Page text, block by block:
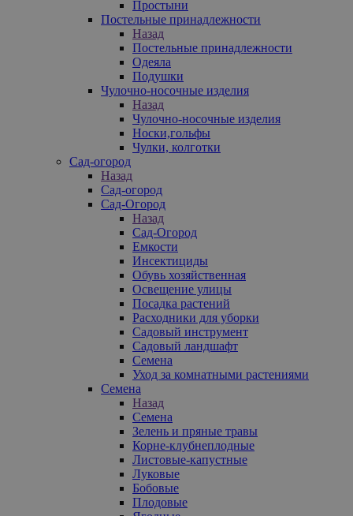
Простыни
Постельные принадлежности
Назад
Постельные принадлежности
Одеяла
Подушки
Чулочно-носочные изделия
Назад
Чулочно-носочные изделия
Носки,гольфы
Чулки, колготки
Сад-огород
Назад
Сад-огород
Сад-Огород
Назад
Сад-Огород
Емкости
Инсектициды
Обувь хозяйственная
Освещение улицы
Посадка растений
Расходники для уборки
Садовый инструмент
Садовый ландшафт
Семена
Уход за комнатными растениями
Семена
Назад
Семена
Зелень и пряные травы
Корне-клубнеплодные
Листовые-капустные
Луковые
Бобовые
Плодовые